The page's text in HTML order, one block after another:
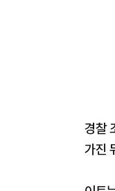
경찰
가진